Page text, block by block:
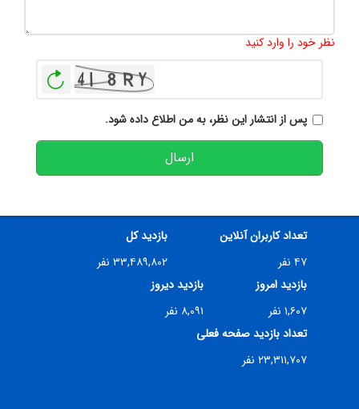
نظر خود را وارد کنید
پس از انتشار این نظر، به من اطلاع داده شود.
ارسال
تعداد کاربران آنلاین
۴۷ نفر
بازدید کل
۳۳,۴۸۹,۸۰۲ نفر
بازدید امروز
۱,۶۰۷ نفر
بازدید دیروز
۸,۰۹۱ نفر
تعداد بازدید صفحه فعلی
۲۳,۳۱۱,۷۰۷ نفر